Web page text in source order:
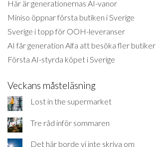
Här är generationernas AI-vanor
Miniso öppnar första butiken i Sverige
Sverige i topp för OOH-leveranser
AI får generation Alfa att besöka fler butiker
Första AI-styrda köpet i Sverige
Veckans måsteläsning
Lost in the supermarket
Tre råd inför sommaren
Det här borde vi inte skriva om